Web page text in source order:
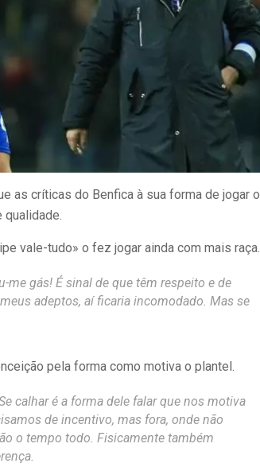
as críticas do Benfica à sua forma de jogar o
qualidade.
vale-tudo» o fez jogar ainda com mais raça.
me gás! É sinal de que têm respeito e de
adeptos, aí ficaria incomodado. Mas se
pela forma como motiva o plantel.
calhar é a forma dele falar que nos motiva
de incentivo, mas fora, onde não
o tempo todo. Fisicamente também